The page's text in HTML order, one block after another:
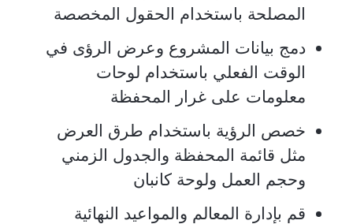
المصلحة باستخدام الحقول المخصصة
دمج بيانات المشروع وعرض الرؤى في
الوقت الفعلي باستخدام لوحات
معلومات على غرار المحفظة
خصص الرؤية باستخدام طرق العرض
مثل قائمة المحفظة والجدول الزمني
وحجم العمل ولوحة كانبان
قم بإدارة المعالم والمواعيد النهائية